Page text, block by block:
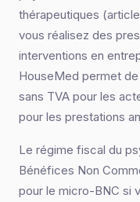
thérapeutiques
vous réalisez des
interventions en
HouseMed permet
sans TVA pour les
pour les prestations
Le régime fiscal du
Bénéfices Non
pour le micro-BNC si